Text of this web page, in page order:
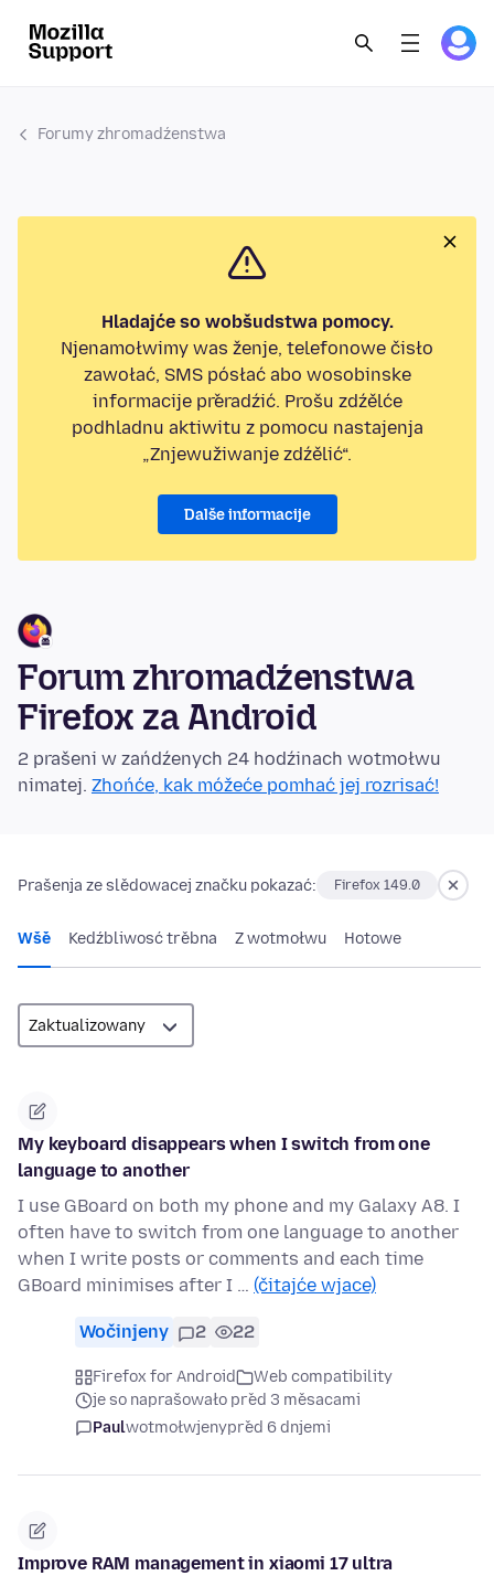
Forumy zhromadźenstwa
Hladajće so wobšudstwa pomocy.
Njenamołwimy was ženje, telefonowe čisło
zawołać, SMS pósłać abo wosobinske
informacije přeradźić. Prošu zdźělće
podhladnu aktiwitu z pomocu nastajenja
„Znjewužiwanje zdźělić“.
Dalše informacije
Forum zhromadźenstwa
Firefox za Android
2 prašeni w zańdźenych 24 hodźinach wotmołwu
nimatej. Zhońće, kak móžeće pomhać jej rozrisać!
Prašenja ze slědowacej značku pokazać: Firefox 149.0
Wšě Kedźbliwosć trěbna Z wotmołwu Hotowe
My keyboard disappears when I switch from one
language to another
I use GBoard on both my phone and my Galaxy A8. I
often have to switch from one language to another
when I write posts or comments and each time
GBoard minimises after I … (čitajće wjace)
Wočinjeny 2 22
Firefox for Android
Web compatibility
je so naprašowało před 3 měsacami
Paulwotmołwjenypřed 6 dnjemi
Improve RAM management in xiaomi 17 ultra